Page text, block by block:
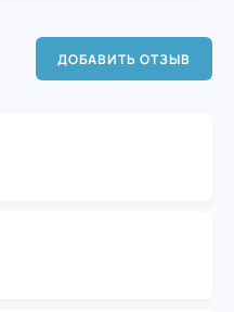
ДОБАВИТЬ ОТЗЫВ